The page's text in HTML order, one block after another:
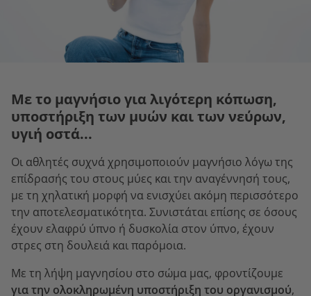
Με το μαγνήσιο για λιγότερη κόπωση,
υποστήριξη των μυών και των νεύρων,
υγιή οστά...
Οι αθλητές συχνά χρησιμοποιούν μαγνήσιο λόγω της
επίδρασής του στους μύες και την αναγέννησή τους,
με τη χηλατική μορφή να ενισχύει ακόμη περισσότερο
την αποτελεσματικότητα. Συνιστάται επίσης σε όσους
έχουν ελαφρύ ύπνο ή δυσκολία στον ύπνο, έχουν
στρες στη δουλειά και παρόμοια.
Με τη λήψη μαγνησίου στο σώμα μας, φροντίζουμε
για την ολοκληρωμένη υποστήριξη του οργανισμού,